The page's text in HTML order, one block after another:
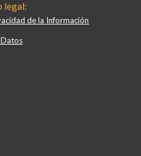
legal:
de la Información